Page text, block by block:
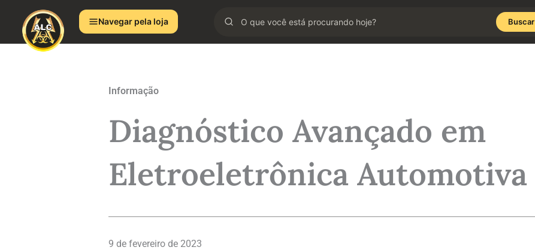
conteúdo
Navegar pela loja Buscar
Informação
Diagnóstico Avançado em
Eletroeletrônica Automotiva
9 de fevereiro de 2023